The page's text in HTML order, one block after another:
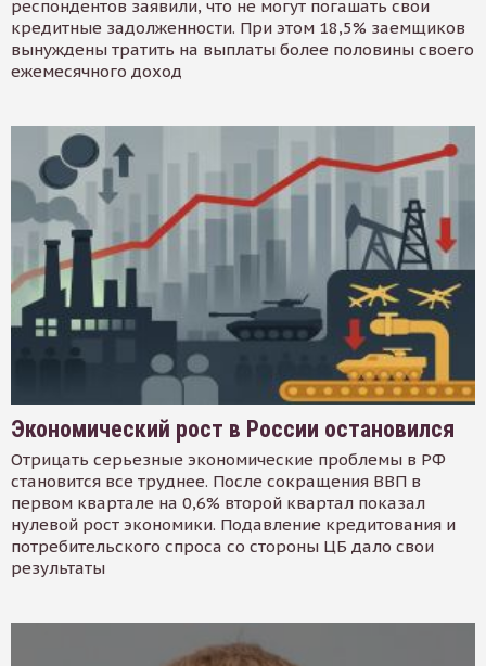
респондентов заявили, что не могут погашать свои
кредитные задолженности. При этом 18,5% заемщиков
вынуждены тратить на выплаты более половины своего
ежемесячного доход
Экономический рост в России остановился
Отрицать серьезные экономические проблемы в РФ
становится все труднее. После сокращения ВВП в
первом квартале на 0,6% второй квартал показал
нулевой рост экономики. Подавление кредитования и
потребительского спроса со стороны ЦБ дало свои
результаты